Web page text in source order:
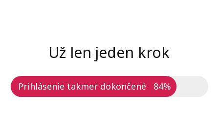
Už len jeden krok
Prihlásenie takmer dokončené 84%